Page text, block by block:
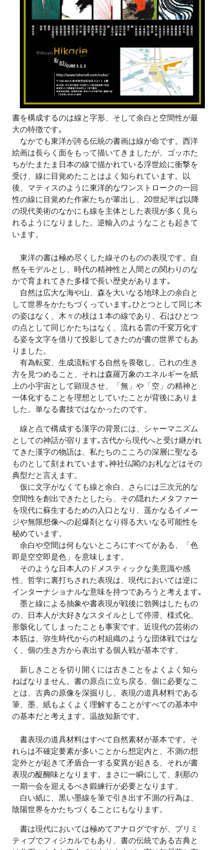
書を構成するのは線と字形、そして余白と空間性が最
大の特徴です｡
なかでも東洋が誇る伝統の書画は線が命です。西洋
絵画は長らく面をもって描いてきましたが、ゴッホた
ちがたまたま日本の線で描かれている浮世絵に衝撃を
受け、線に目覚めたことはよく知られています。以
後、マティスのように東洋的なワンストロークの一回
性の線に目覚めた作家たちが輩出し、20世紀半ば以降
の現代美術のなかにも線を主体とした表現が多く見ら
れるようになりました。逆輸入のようなことも起きて
います。
東洋の書は極め尽くした線そのものの表現です。自
然をモデルとし、時代の精神性と人間との関わりのな
かで育まれてきた多様で長い歴史があります｡
自然は広大な海や山、森を大いなる地球上の余白と
して世界をかたちづくっています｡ひとつとして同じ木
の姿はなく、木々の枝は１本の線であり、石はひとつ
の点として同じかたちはなく、流れる雲の千変万化す
る姿を文字を借りて投影してきたのが書の世界でもあ
りました。
有為転変、生成流転する自然を畏敬し、己れの生き
方を見つめること、それは森羅万象のエネルギーを紙
上の小宇宙として顕現させ、「無」や「空」の精神と
一体化することを理想としていたことが背後にありま
した。単なる書技ではなかったのです。
線と点で構成する漢字の背景には、シャーマニズム
としての神話が宿ります｡古代から現代へと受け継がれ
てきた漢字の物語は、私たちのこころの深層に聖なる
ものとして刻まれています｡神社仏閣のお札などはその
典型だと言えます。
仮に文字がなくても線と余白、さらには三次元的な
空間性を創出できたとしたら、その隠れたメタファー
を現代に蘇生するための入口となり、遥かなるイメー
ジや無限想像への起爆剤となり得る大いなる可能性を
秘めています。
余白や空間は何もないところにすべてがある、「色
即是空空即是色」を意味します。
そのような日本人のドメスティックな美意識や感
性、哲学に裏打ちされた表現は、現代においては逆に
インターナショナルな意味を持つであろうと考えます｡
墨と線による抽象や書表現が戦後に勃興はしたもの
の、日本人が大好きなスタイルとして停滞、様式化、
形骸化してしまったことも事実です。近現代の芸術の
本筋は、弥生時代からの村組織のような団体戦ではな
く、個の生き方から表出する個人戦が基本です。
新しきことを切り開くには古きことをよくよく知ら
ねばなりません。書の原点に立ち戻る、個に必要なこ
とは、古典の原像を深掘りし、表現の道具材料である
筆、墨、紙もよくよく理解することがすべての基本中
の基本だと考えます。温故知新です。
書表現の道具材料はすべて自然素材が基本です。そ
れらは不確定要素が多いことから想定内と、不測の想
定外とが起きて矛盾合一する変異が起きる、それが書
表現の醍醐味となります。まさに一瞬にして、刹那の
一期一会を迎えるべき鍛練行が必要となります。
白い紙に、黒い墨線を筆で引き出す不測の行為は、
陰陽世界をかたちづくることにもなります。
書は現代においては極めてアナログですが、プリミ
ティブでフィジカルでもあり、書の伝統である古典と